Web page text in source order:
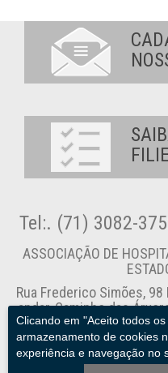
Clicando em "Aceito todos
armazenamento de cookies
experiência e navegação no
Tel:. (71) 3082-
ASSOCIAÇÃO DE
Rua Frederico Simões,
andar, Caminho das
Canal